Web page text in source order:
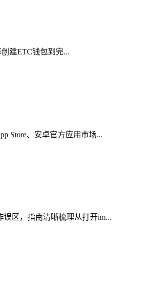
建ETC钱包到完...
Store、安卓官方应用市场...
区，指南清晰梳理从打开im...